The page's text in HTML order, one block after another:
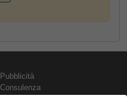
Pubblicità
Consulenza